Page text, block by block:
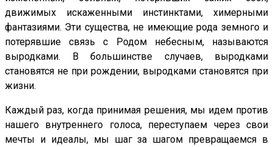
движимых искаженными инстинктами, химерными
фантазиями. Эти существа, не имеющие рода земного и
потерявшие связь с Родом небесным, называются
выродками. В большинстве случаев, выродками
становятся не при рождении, выродками становятся при
жизни.
Каждый раз, когда принимая решения, мы идем против
нашего внутреннего голоса, переступаем через свои
мечты и идеалы, мы шаг за шагом превращаемся в